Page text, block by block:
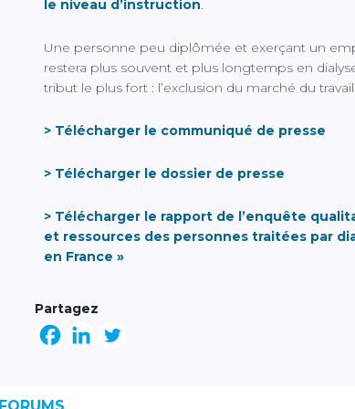
le niveau d’instruction.
Une personne peu diplômée et exerçant un
restera plus souvent et plus longtemps en
tribut le plus fort : l’exclusion du marché du
> Télécharger le communiqué de presse
> Télécharger le dossier de presse
> Télécharger le rapport de l’enquête
et ressources des personnes traitées par
en France »
Partagez